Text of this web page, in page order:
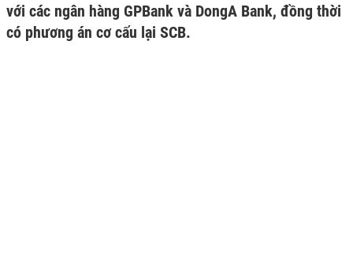
với các ngân hàng GPBank và DongA Bank, đồng thời
có phương án cơ cấu lại SCB.